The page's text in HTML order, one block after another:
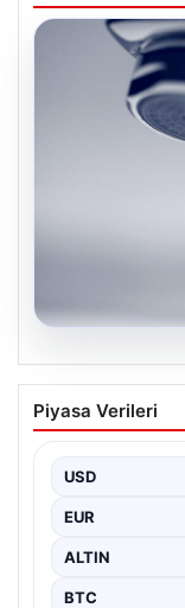
İstanbul’un
Su Kesintisi
önemli altyapı
Piyasa Verileri
USD
EUR
ALTIN
BTC